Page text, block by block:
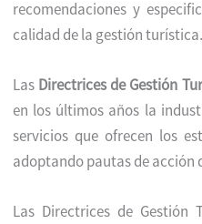
recomendaciones y
calidad de la gestión turística.
Las Directrices de Gestión
en los últimos años la
servicios que ofrecen los
adoptando pautas de acción
Las Directrices de Gestión